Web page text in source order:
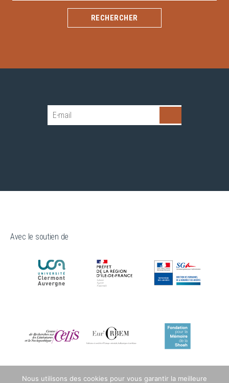
Avec le soutien de
Nous utilisons des cookies pour vous garantir la meilleure